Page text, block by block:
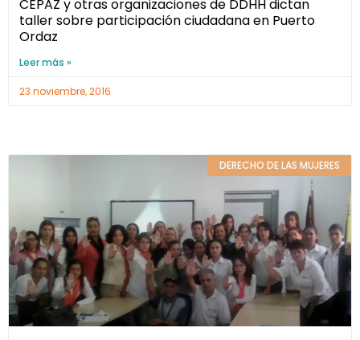
CEPAZ y otras organizaciones de DDHH dictan
taller sobre participación ciudadana en Puerto
Ordaz
Leer más »
23 noviembre, 2016
DERECHO DE LAS MUJERES